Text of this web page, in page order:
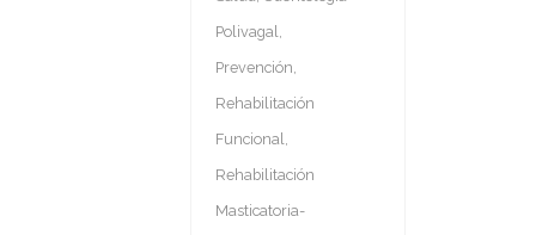
Polivagal
Prevención
Rehabilitación
Funcional
Rehabilitación
Masticatoria-